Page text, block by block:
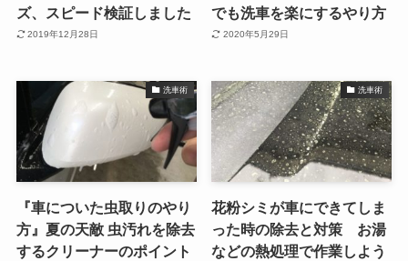
ズ、スピード検証しました
2019年12月28日
でも洗車を楽にするやり方
2020年5月29日
洗車術
『車についた虫取りのやり
方』夏の天敵 虫汚れを除去
するクリーナーのポイント
洗車術
花粉シミが車にできてしま
った時の除去と対策 お湯
などの熱処理で作業しよう